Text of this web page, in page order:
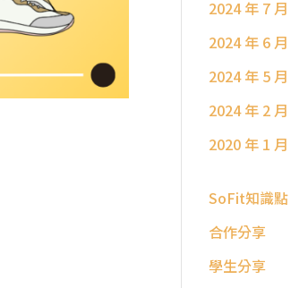
2024 年 7 月
2024 年 6 月
2024 年 5 月
2024 年 2 月
2020 年 1 月
SoFit知識點
合作分享
學生分享